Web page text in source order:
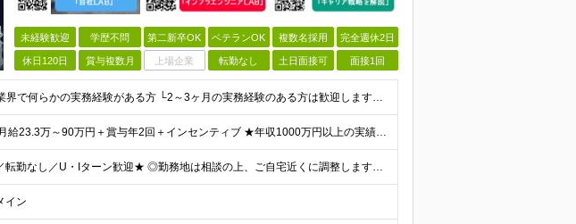
未経験歓迎 学歴不問 第二新卒OK ベテランOK 複数名採用 完全週休2日
休日120日 賞与複数月 上場企業 転勤なし 土日面接可 面接1回
【応募要件】 ◎IT業界で何らかの実務経験がある方 └2～3ヶ月の実務経験のある方は歓迎します！ 例）PCキッティングやモバイル通信基地局の業務経験者など インフラエンジニアとして経験のある方は、
【前職給与保証】 月給23.3万～90万円＋賞与年2回＋インセンティブ ★年収1000万円以上の実績あり！ ※上記月給には月20～30時間分（2万9,300円～21万7,900円）の固定残業代を含み
★フルリモート可／転勤なし／U・Iターン歓迎★ ◎勤務地は相談の上、ご自宅近くに調整します！ 【勤務地】 本社、または東京／埼玉／千葉／神奈川／愛知／仙台のクライアント先 ◎完全在宅（フルリモート）
イン